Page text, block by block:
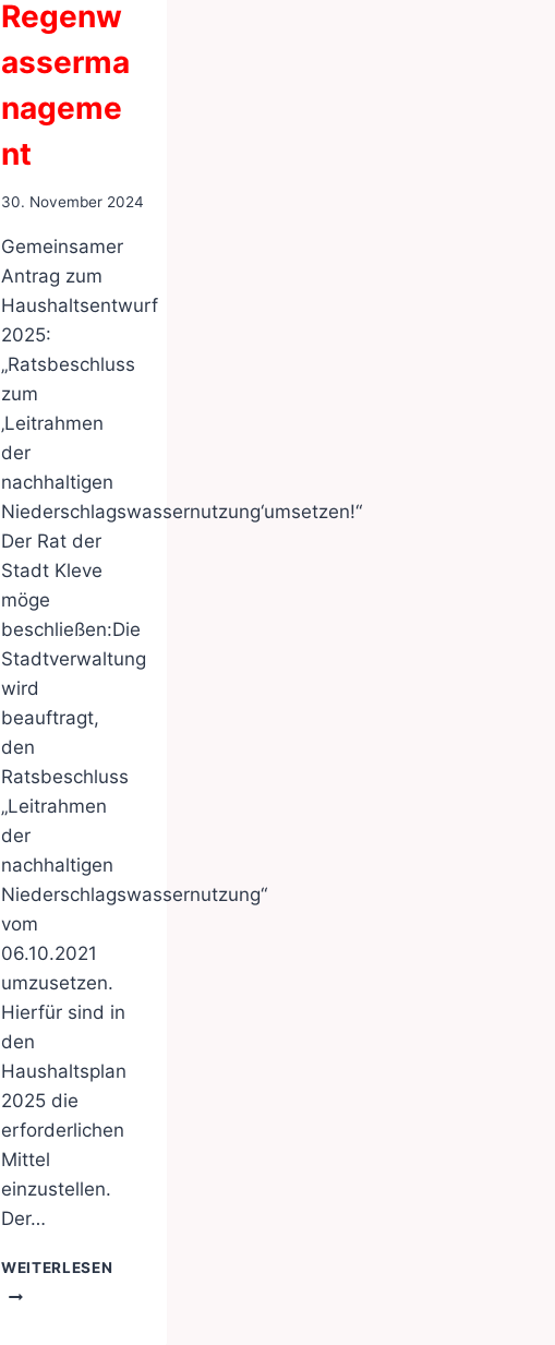
Regenw
asserma
nageme
nt
30. November 2024
Gemeinsamer
Antrag zum
Haushaltsentwurf
2025:
„Ratsbeschluss
zum
‚Leitrahmen
der
nachhaltigen
Niederschlagswassernutzung‘umsetzen!“
Der Rat der
Stadt Kleve
möge
beschließen:Die
Stadtverwaltung
wird
beauftragt,
den
Ratsbeschluss
„Leitrahmen
der
nachhaltigen
Niederschlagswassernutzung“
vom
06.10.2021
umzusetzen.
Hierfür sind in
den
Haushaltsplan
2025 die
erforderlichen
Mittel
einzustellen.
Der…
WEITERLESEN